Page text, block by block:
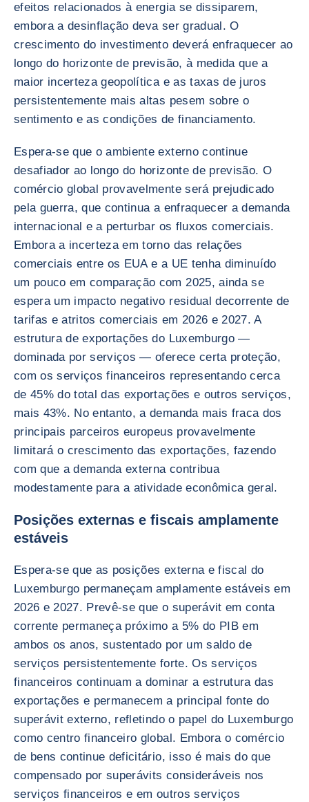
efeitos relacionados à energia se dissiparem,
embora a desinflação deva ser gradual. O
crescimento do investimento deverá enfraquecer ao
longo do horizonte de previsão, à medida que a
maior incerteza geopolítica e as taxas de juros
persistentemente mais altas pesem sobre o
sentimento e as condições de financiamento.
Espera-se que o ambiente externo continue
desafiador ao longo do horizonte de previsão. O
comércio global provavelmente será prejudicado
pela guerra, que continua a enfraquecer a demanda
internacional e a perturbar os fluxos comerciais.
Embora a incerteza em torno das relações
comerciais entre os EUA e a UE tenha diminuído
um pouco em comparação com 2025, ainda se
espera um impacto negativo residual decorrente de
tarifas e atritos comerciais em 2026 e 2027. A
estrutura de exportações do Luxemburgo —
dominada por serviços — oferece certa proteção,
com os serviços financeiros representando cerca
de 45% do total das exportações e outros serviços,
mais 43%. No entanto, a demanda mais fraca dos
principais parceiros europeus provavelmente
limitará o crescimento das exportações, fazendo
com que a demanda externa contribua
modestamente para a atividade econômica geral.
Posições externas e fiscais amplamente
estáveis
Espera-se que as posições externa e fiscal do
Luxemburgo permaneçam amplamente estáveis em
2026 e 2027. Prevê-se que o superávit em conta
corrente permaneça próximo a 5% do PIB em
ambos os anos, sustentado por um saldo de
serviços persistentemente forte. Os serviços
financeiros continuam a dominar a estrutura das
exportações e permanecem a principal fonte do
superávit externo, refletindo o papel do Luxemburgo
como centro financeiro global. Embora o comércio
de bens continue deficitário, isso é mais do que
compensado por superávits consideráveis nos
serviços financeiros e em outros serviços